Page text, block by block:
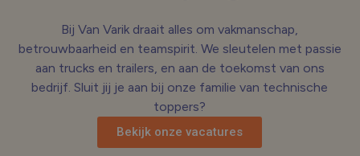
Bij Van Varik draait alles om vakmanschap,
betrouwbaarheid en teamspirit. We sleutelen met passie
aan trucks en trailers, en aan de toekomst van ons
bedrijf. Sluit jij je aan bij onze familie van technische
toppers?
Bekijk onze vacatures